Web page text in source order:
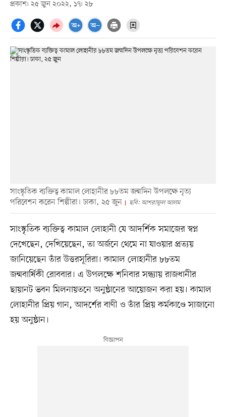
প্রকাশ: ২৫ জুন ২০২২, ১৭: ২৮
সাংস্কৃতিক ব্যক্তিত্ব কামাল লোহানীর ৮৮তম জন্মদিন উপলক্ষে নৃত্য
পরিবেশন করেন শিল্পীরা। ঢাকা, ২৫ জুন
ছবি: আশরাফুল আলম
সাংস্কৃতিক ব্যক্তিত্ব কামাল লোহানী যে আদর্শিক সমাজের স্বপ্ন
দেখেছেন, দেখিয়েছেন, তা অর্জনে থেমে না যাওয়ার প্রত্যয়
জানিয়েছেন তাঁর উত্তরসূরিরা। কামাল লোহানীর ৮৮তম
জন্মবার্ষিকী রোববার। এ উপলক্ষে শনিবার সন্ধ্যায় রাজধানীর
ছায়ানট ভবন মিলনায়তনে অনুষ্ঠানের আয়োজন করা হয়। কামাল
লোহানীর প্রিয় গান, আদর্শের বাণী ও তাঁর প্রিয় কর্মকাণ্ডে সাজানো
হয় অনুষ্ঠান।